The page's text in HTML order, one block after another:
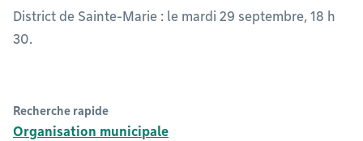
District de Sainte-Marie : le mardi 29 septembre, 18 h
30.
Recherche rapide
Organisation municipale